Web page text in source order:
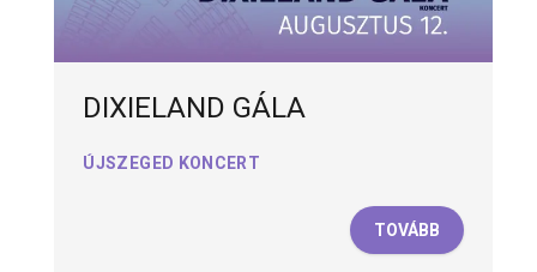
DIXIELAND GÁLA
ÚJSZEGED KONCERT
TOVÁBB